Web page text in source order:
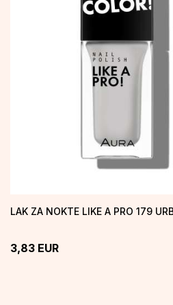
LAK ZA NOKTE LIKE A PRO 179
3,83 EUR